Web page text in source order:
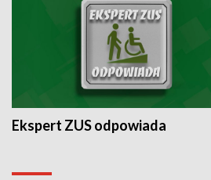
Ekspert ZUS odpowiada